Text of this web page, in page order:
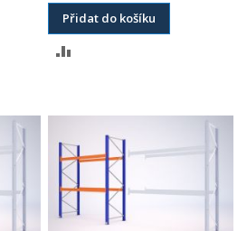
Přidat do košíku
POROVNÁNÍ